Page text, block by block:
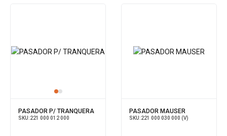
PASADOR P/ TRANQUERA
SKU:221 000 012 000
PASADOR MAUSER
SKU:221 000 030 000 (V)